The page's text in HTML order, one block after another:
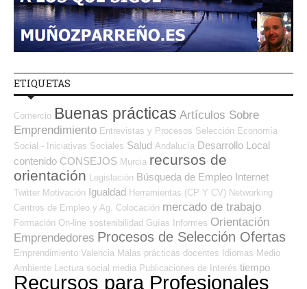
ETIQUETAS
Comercio Buenas prácticas Artículos Sobre
Emprendimiento Entrevistas y Procesos Selección Economía
Social - Iniciativas Sociales Salud Andalucía Desarrollo Local
contenido CONSEJOS Murcia recursos de
orientación Legislación Búsqueda de Empleo Internet
Twitter Motivación Igualdad Herramientas (CP Y CV) Networking
Centros de Empleo y Ag. Colocación mercado de trabajo
Formación On-line sostenibilidad Guías Informes Orientación
Emprendedores Procesos de Selección Ofertas
Emprendimiento Valencia Malas prácticas docentes Idiomas Medio
Ambiente Lectura social media Publicaciones de Interés tiempo
Recursos para Profesionales